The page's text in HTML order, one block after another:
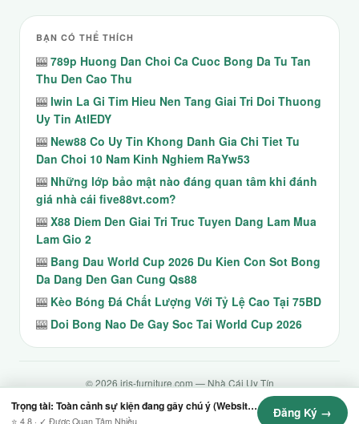
BẠN CÓ THỂ THÍCH
🎰 789p Huong Dan Choi Ca Cuoc Bong Da Tu Tan
Thu Den Cao Thu
🎰 Iwin La Gi Tim Hieu Nen Tang Giai Tri Doi Thuong
Uy Tin AtIEDY
🎰 New88 Co Uy Tin Khong Danh Gia Chi Tiet Tu
Dan Choi 10 Nam Kinh Nghiem RaYw53
🎰 Những lớp bảo mật nào đáng quan tâm khi đánh
giá nhà cái five88vt.com?
🎰 X88 Diem Den Giai Tri Truc Tuyen Dang Lam Mua
Lam Gio 2
🎰 Bang Dau World Cup 2026 Du Kien Con Sot Bong
Da Dang Den Gan Cung Qs88
🎰 Kèo Bóng Đá Chất Lượng Với Tỷ Lệ Cao Tại 75BD
🎰 Doi Bong Nao De Gay Soc Tai World Cup 2026
© 2026 iris-furniture.com — Nhà Cái Uy Tín
Contact ·Chính Sách Giao Dịch· Chính Sách Hoàn Trả ·Chính Sách Bảo
Mật
Điều Khoản Dịch Vụ ·Tra Cứu Vé · Tất Cả Game·Sitemap
Trọng tài: Toàn cảnh sự kiện đang gây chú ý (Website: Traffic dưới 100 + cname)
⭐ 4.8 · ✓ Được Quan Tâm Nhiều
Đăng Ký →